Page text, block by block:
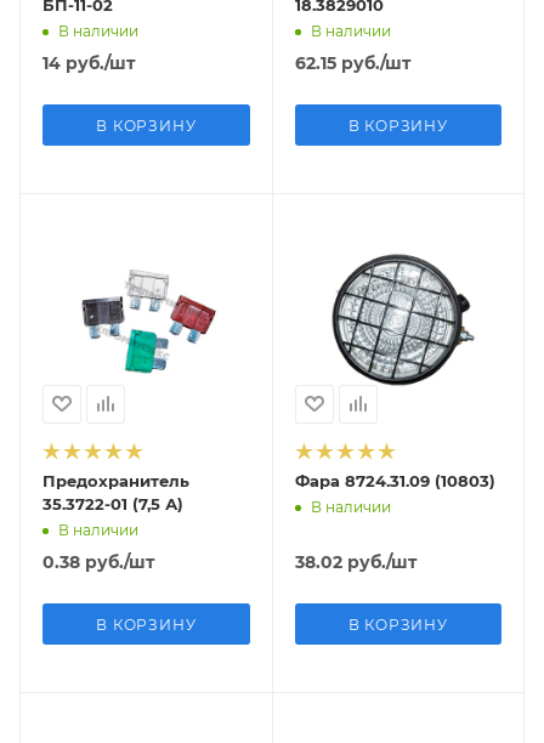
БП-11-02
В наличии
14 руб./шт
В КОРЗИНУ
18.3829010
В наличии
62.15руб./шт
В КОРЗИНУ
Предохранитель
35.3722-01 (7,5 А)
В наличии
0.38 руб./шт
В КОРЗИНУ
Фара 8724.31.09 (10803)
В наличии
38.02руб./шт
В КОРЗИНУ